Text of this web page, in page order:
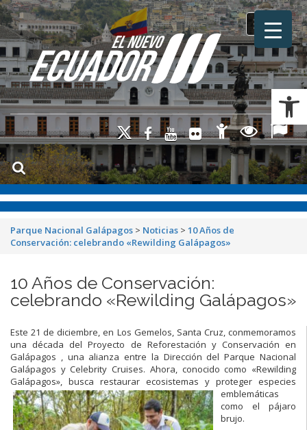
Toggle
Parque Nacional Galápagos > Noticias > 10 Años de
Conservación: celebrando «Rewilding Galápagos»
10 Años de Conservación:
celebrando «Rewilding Galápagos»
Este 21 de diciembre, en Los Gemelos, Santa Cruz, conmemoramos
una década del Proyecto de Reforestación y Conservación en
Galápagos , una alianza entre la Dirección del Parque Nacional
Galápagos y Celebrity Cruises. Ahora, conocido como «Rewilding
Galápagos», busca restaurar ecosistemas y proteger especies
emblemáticas
como el pájaro
brujo.